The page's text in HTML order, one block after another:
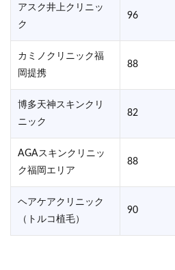
アスク井上クリニッ
ク
96
カミノクリニック福
岡提携
88
博多天神スキンクリ
ニック
82
AGAスキンクリニッ
ク福岡エリア
88
ヘアケアクリニック
（トルコ植毛）
90